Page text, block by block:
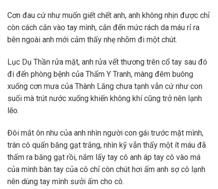
Cơn đau cứ như muốn giết chết anh, anh không nhịn được chỉ
còn cách cắn vào tay mình, cắn đến mức rách da máu rỉ ra
bên ngoài anh mới cảm thấy nhẹ nhõm đi một chút.
Lục Dụ Thần rửa mặt, anh rửa vết thương trên cổ tay sau đó
đi đến phòng bệnh của Thẩm Y Tranh, màng đêm buông
xuống cơn mưa của Thành Lăng chưa tạnh vẫn cứ như con
suối mà trút nước xuống khiến không khí cũng trở nên lạnh
lẽo.
Đôi mắt ôn nhu của anh nhìn người con gái trước mặt mình,
trán cô quấn băng gạt trắng, nhìn kỹ vẫn thấy một ít máu đã
thấm ra băng gạt rồi, nắm lấy tay cô anh áp tay cô vào má
của mình bàn tay của cô chỉ còn chút hơi ấm anh sợ cô lạnh
nên dùng tay mình sưởi ấm cho cô.